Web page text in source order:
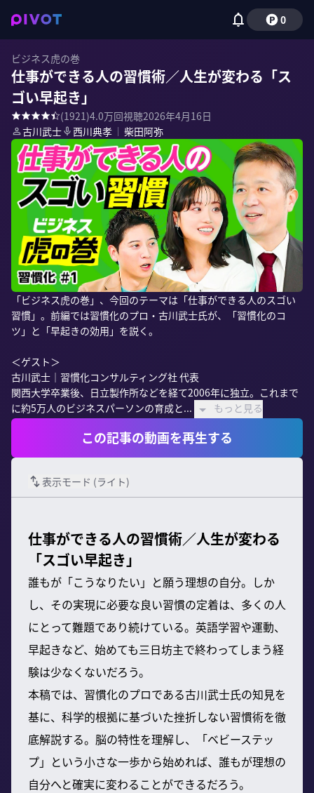
0
ビジネス虎の巻
仕事ができる人の習慣術／人生が変わる「ス
ゴい早起き」
(1921)4.0万回視聴2026年4月16日
古川武士
西川典孝 ｜ 柴田阿弥
「ビジネス虎の巻」、今回のテーマは「仕事ができる人のスゴい
習慣」。前編では習慣化のプロ・古川武士氏が、「習慣化のコ
ツ」と「早起きの効用」を説く。
＜ゲスト＞
古川武士｜習慣化コンサルティング社 代表
関西大学卒業後、日立製作所などを経て2006年に独立。これまで
に約5万人のビジネスパーソンの育成と...
もっと見る
この記事の動画を再生する
表示モード (ライト)
仕事ができる人の習慣術／人生が変わる
「スゴい早起き」
誰もが「こうなりたい」と願う理想の自分。しか
し、その実現に必要な良い習慣の定着は、多くの人
にとって難題であり続けている。英語学習や運動、
早起きなど、始めても三日坊主で終わってしまう経
験は少なくないだろう。
本稿では、習慣化のプロである古川武士氏の知見を
基に、科学的根拠に基づいた挫折しない習慣術を徹
底解説する。脳の特性を理解し、「ベビーステッ
プ」という小さな一歩から始めれば、誰もが理想の
自分へと確実に変わることができるだろう。